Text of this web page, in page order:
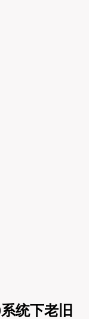
统下老旧